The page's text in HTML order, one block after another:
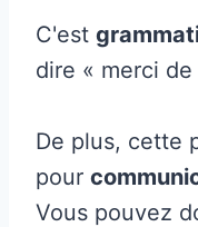
C'est
dire « merci de
De plus, cette
pour
Vous pouvez